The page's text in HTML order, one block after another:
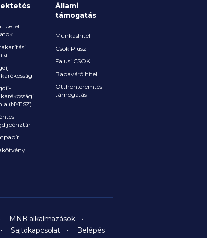
betéti
(NYESZ)
Állami
támogatás
Munkáshitel
Csok Plusz
Falusi CSOK
Babaváró hitel
Otthonteremtési
támogatás
MNB alkalmazások
Sajtókapcsolat Belépés